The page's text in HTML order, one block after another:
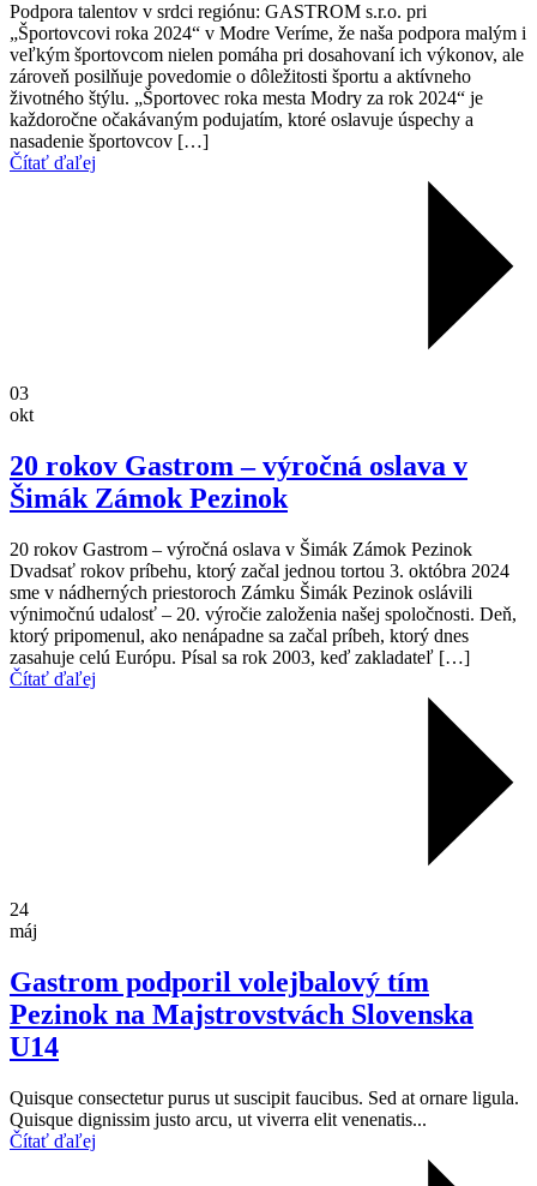
Podpora talentov v srdci regiónu: GASTROM s.r.o. pri
„Športovcovi roka 2024“ v Modre Veríme, že naša podpora malým i
veľkým športovcom nielen pomáha pri dosahovaní ich výkonov, ale
zároveň posilňuje povedomie o dôležitosti športu a aktívneho
životného štýlu. „Športovec roka mesta Modry za rok 2024“ je
každoročne očakávaným podujatím, ktoré oslavuje úspechy a
nasadenie športovcov […]
Čítať ďaľej
03
okt
20 rokov Gastrom – výročná oslava v
Šimák Zámok Pezinok
20 rokov Gastrom – výročná oslava v Šimák Zámok Pezinok
Dvadsať rokov príbehu, ktorý začal jednou tortou 3. októbra 2024
sme v nádherných priestoroch Zámku Šimák Pezinok oslávili
výnimočnú udalosť – 20. výročie založenia našej spoločnosti. Deň,
ktorý pripomenul, ako nenápadne sa začal príbeh, ktorý dnes
zasahuje celú Európu. Písal sa rok 2003, keď zakladateľ […]
Čítať ďaľej
24
máj
Gastrom podporil volejbalový tím
Pezinok na Majstrovstvách Slovenska
U14
Quisque consectetur purus ut suscipit faucibus. Sed at ornare ligula.
Quisque dignissim justo arcu, ut viverra elit venenatis...
Čítať ďaľej